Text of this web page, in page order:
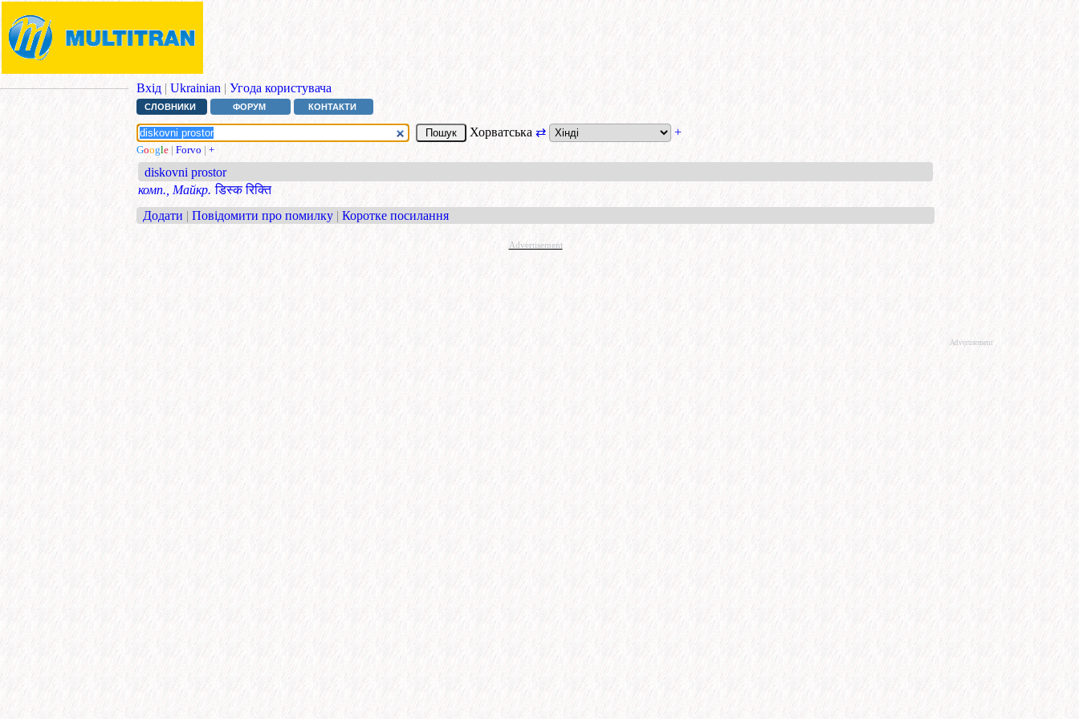
Вхід | Ukrainian | Угода користувача
СЛОВНИКИ ФОРУМ КОНТАКТИ
Хорватська ⇄ +
Google | Forvo | +
diskovni prostor
комп., Майкр. डिस्क रिक्ति
Додати | Повідомити про помилку | Коротке посилання
Advertisement
Advertisement